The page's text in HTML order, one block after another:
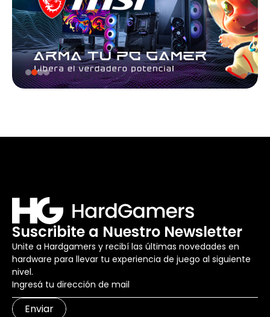
Suscribite a Nuestro Newsletter
Unite a Hardgamers y recibí las últimas novedades en
hardware para llevar tu experiencia de juego al siguiente
nivel.
Enviar